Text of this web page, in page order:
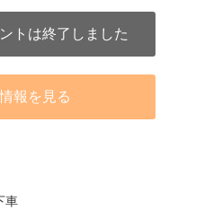
トは終了しました
報を見る
車